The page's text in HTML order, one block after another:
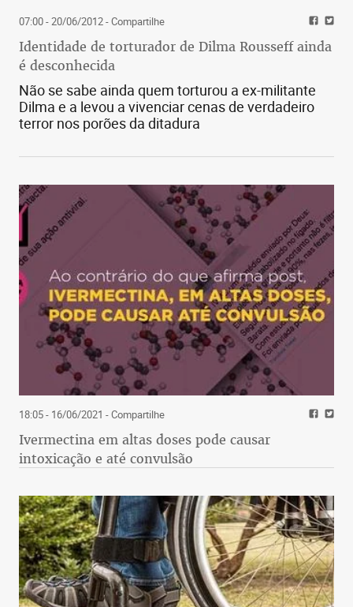
07:00 - 20/06/2012- Compartilhe
Identidade de torturador de Dilma Rousseff ainda
é desconhecida
Não se sabe ainda quem torturou a ex-militante
Dilma e a levou a vivenciar cenas de verdadeiro
terror nos porões da ditadura
18:05 - 16/06/2021 - Compartilhe
Ivermectina em altas doses pode causar
intoxicação e até convulsão